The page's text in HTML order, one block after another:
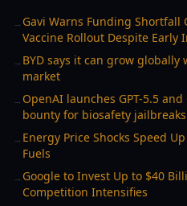
→ Gavi Warns Funding Shortfall
Vaccine Rollout Despite Early
→ BYD says it can grow
market
→ OpenAI launches GPT-5.5
bounty for biosafety jailbreaks
→ Energy Price Shocks Speed
Fuels
→ Google to Invest Up to $40
Competition Intensifies